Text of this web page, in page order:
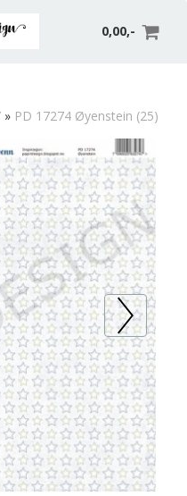
0,00,-
» PD 17274 Øyenstein (25)
Prev
Nullstill
Trykk ENTER for å søke